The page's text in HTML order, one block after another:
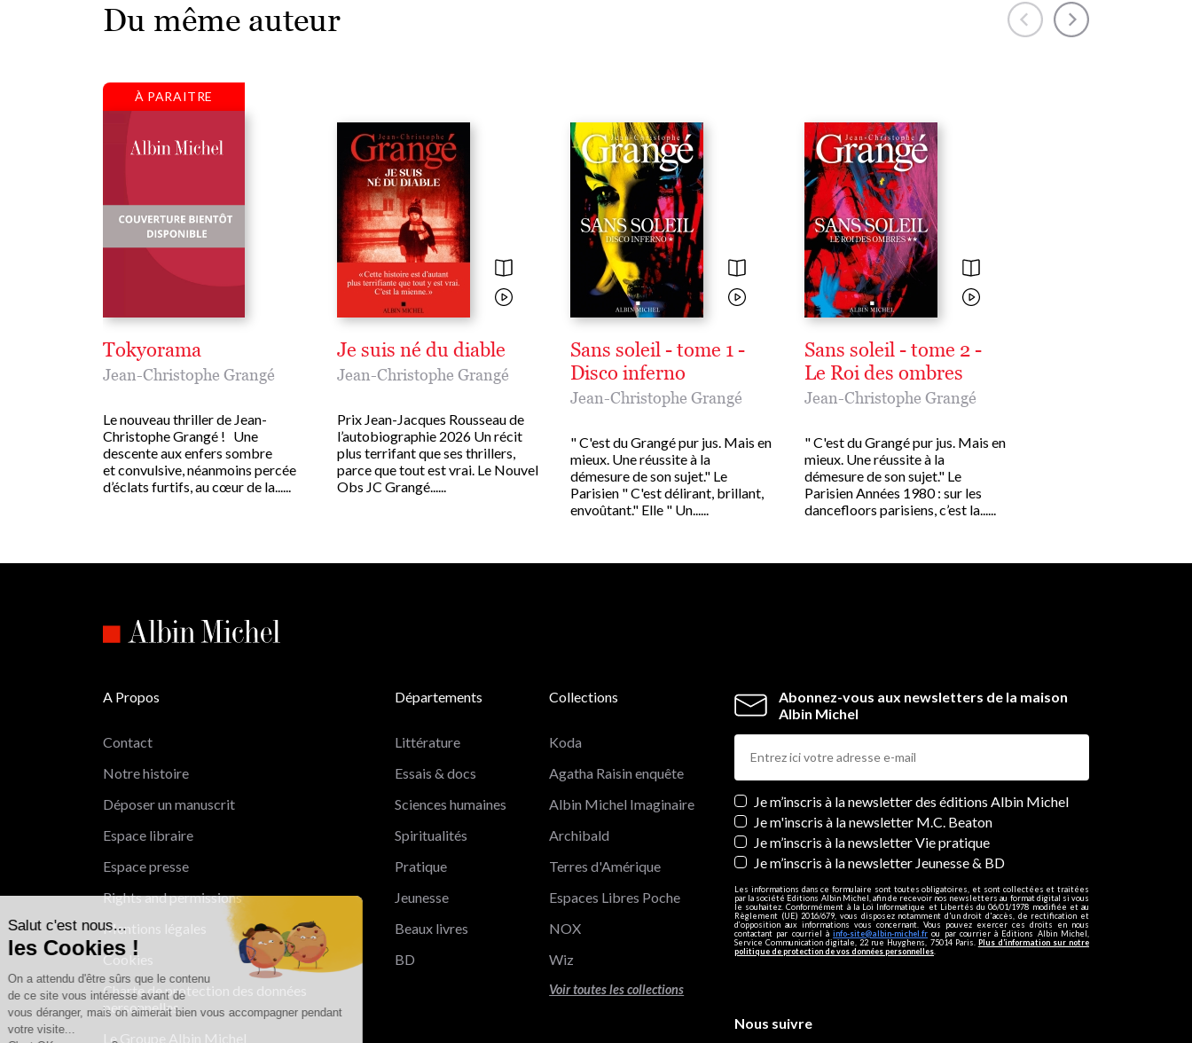
Salut c'est nous...
les Cookies !
On a attendu d'être sûrs que le contenu
de ce site vous intéresse avant de
vous déranger, mais on aimerait bien vous accompagner pendant
votre visite...
Du même auteur
À PARAITRE
Tokyorama
Jean-Christophe Grangé
Le nouveau thriller de Jean-
Christophe Grangé ! Une
descente aux enfers sombre
et convulsive, néanmoins percée
d’éclats furtifs, au cœur de la......
Je suis né du diable
Jean-Christophe Grangé
Prix Jean-Jacques Rousseau de
l’autobiographie 2026 Un récit
plus terrifant que ses thrillers,
parce que tout est vrai. Le Nouvel
Obs JC Grangé......
Sans soleil - tome 1 -
Disco inferno
Jean-Christophe Grangé
" C'est du Grangé pur jus. Mais en
mieux. Une réussite à la
démesure de son sujet." Le
Parisien " C'est délirant, brillant,
envoûtant." Elle " Un......
Sans soleil - tome 2 -
Le Roi des ombres
Jean-Christophe Grangé
" C'est du Grangé pur jus. Mais en
mieux. Une réussite à la
démesure de son sujet." Le
Parisien Années 1980 : sur les
dancefloors parisiens, c’est la......
Abonnez-vous aux newsletters de la maison
Albin Michel
Newsletters
Je m’inscris à la newsletter des éditions Albin Michel
Je m'inscris à la newsletter M.C. Beaton
Je m’inscris à la newsletter Vie pratique
Je m’inscris à la newsletter Jeunesse & BD
Les informations dans ce formulaire sont toutes obligatoires, et sont collectées et traitées
par la société Editions Albin Michel, afin de recevoir nos newsletters au format digital si vous
le souhaitez. Conformément à la Loi Informatique et Libertés du 06/01/1978 modifiée et au
Règlement (UE) 2016/679, vous disposez notamment d'un droit d'accès, de rectification et
d’opposition aux informations vous concernant. Vous pouvez exercer ces droits en nous
contactant par courriel àinfo-site@albin-michel.fr ou par courrier à Editions Albin Michel,
Service Communication digitale, 22 rue Huyghens, 75014 Paris. Plus d’information sur notre
politique de protection de vos données personnelles
A Propos
Contact
Notre histoire
Déposer un manuscrit
Espace libraire
Espace presse
Rights and permissions
Mentions légales
Cookies
Charte de protection des données
personnelles
Le Groupe Albin Michel
Départements
Littérature
Essais & docs
Sciences humaines
Spiritualités
Pratique
Jeunesse
Beaux livres
BD
Collections
Koda
Agatha Raisin enquête
Albin Michel Imaginaire
Archibald
Terres d'Amérique
Espaces Libres Poche
NOX
Wiz
Voir toutes les collections
Nous suivre